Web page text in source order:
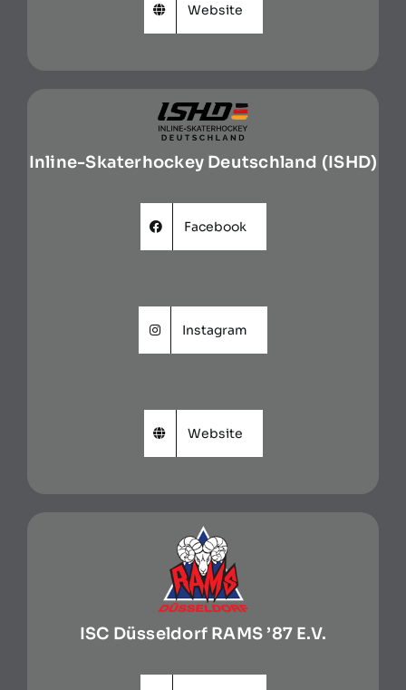
Website
Inline-Skaterhockey Deutschland (ISHD)
Facebook
Instagram
Website
ISC Düsseldorf RAMS ’87 E.V.